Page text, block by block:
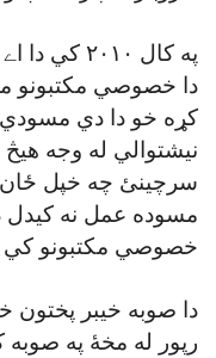
په کال
دا خصوصي مکتبونو
کړه خو دا دي
نيشتوالي له وجه
سرچينئ چه خپل
مسوده عمل نه
خصوصي مکتبونو کي
دا صوبه خيبر پختون